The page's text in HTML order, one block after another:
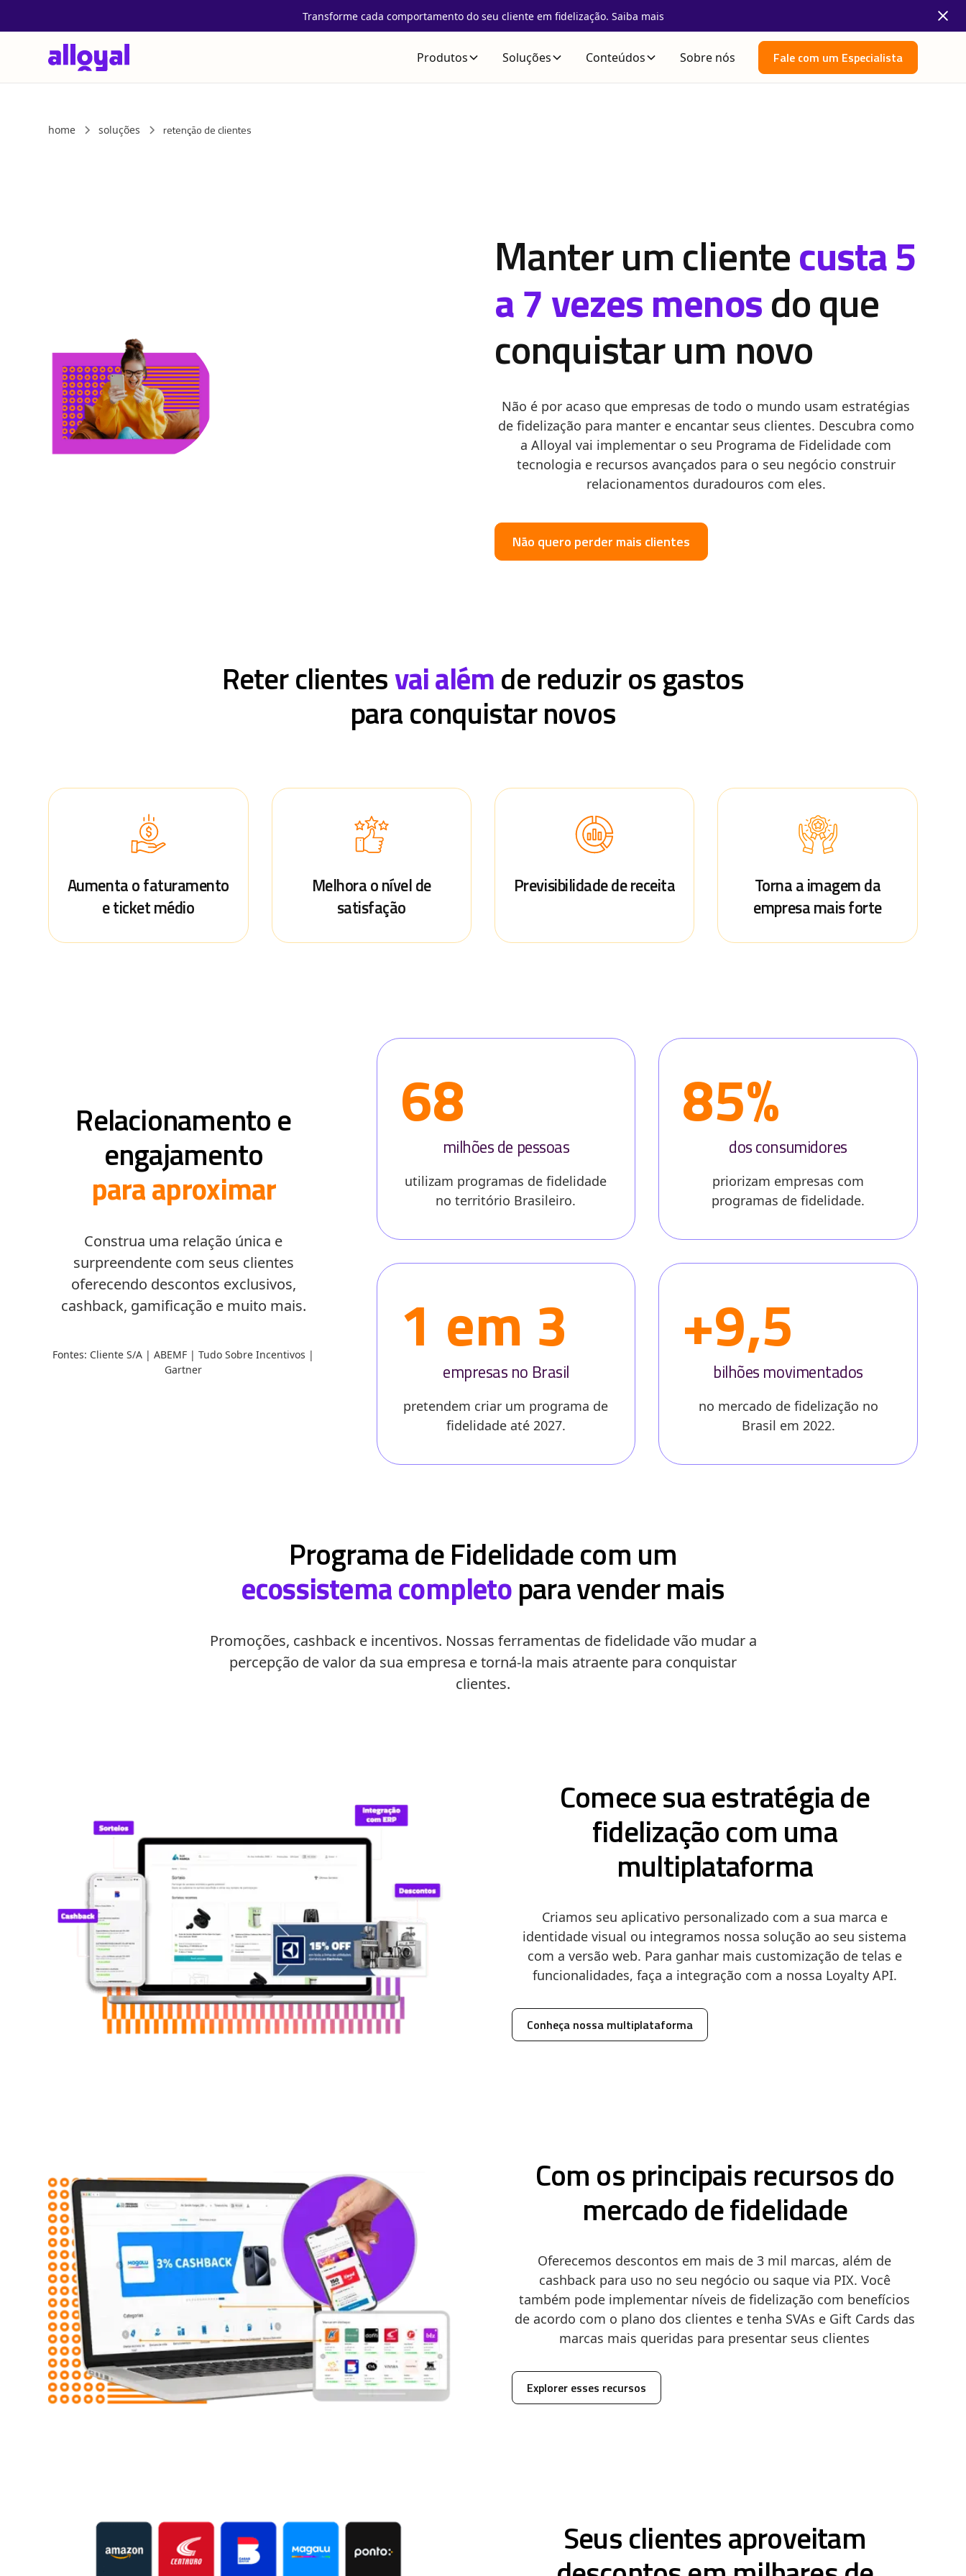
Transforme cada comportamento do seu cliente em fidelização. Saiba mais
Produtos Soluções Conteúdos Sobre nós Fale com um Especialista
home soluções retenção de clientes
Manter um clientecusta 5
a 7 vezes menosdo que
conquistar um novo
Não é por acaso que empresas de todo o mundo usam estratégias
de fidelização para manter e encantar seus clientes. Descubra como
a Alloyal vai implementar o seu Programa de Fidelidade com
tecnologia e recursos avançados para o seu negócio construir
relacionamentos duradouros com eles.
Não quero perder mais clientes
Reter clientesvai alémde reduzir os gastos
para conquistar novos
Aumenta o faturamento
e ticket médio
Melhora o nível de
satisfação
Previsibilidade de receita
Torna a imagem da
empresa mais forte
Relacionamento e
engajamento
para aproximar
Construa uma relação única e
surpreendente com seus clientes
oferecendo descontos exclusivos,
cashback, gamificação e muito mais.
Fontes: Cliente S/A | ABEMF | Tudo Sobre Incentivos |
Gartner
68
milhões de pessoas
utilizam programas de fidelidade
no território Brasileiro.
85%
dos consumidores
priorizam empresas com
programas de fidelidade.
1 em 3
empresas no Brasil
pretendem criar um programa de
fidelidade até 2027.
+9,5
bilhões movimentados
no mercado de fidelização no
Brasil em 2022.
Programa de Fidelidade com um
ecossistema completopara vender mais
Promoções, cashback e incentivos. Nossas ferramentas de fidelidade vão mudar a
percepção de valor da sua empresa e torná-la mais atraente para conquistar
clientes.
Comece sua estratégia de
fidelização com uma
multiplataforma
Criamos seu aplicativo personalizado com a sua marca e
identidade visual ou integramos nossa solução ao seu sistema
com a versão web. Para ganhar mais customização de telas e
funcionalidades, faça a integração com a nossa Loyalty API.
Conheça nossa multiplataforma
Com os principais recursos do
mercado de fidelidade
Oferecemos descontos em mais de 3 mil marcas, além de
cashback para uso no seu negócio ou saque via PIX. Você
também pode implementar níveis de fidelização com benefícios
de acordo com o plano dos clientes e tenha SVAs e Gift Cards das
marcas mais queridas para presentar seus clientes
Explorer esses recursos
Seus clientes aproveitam